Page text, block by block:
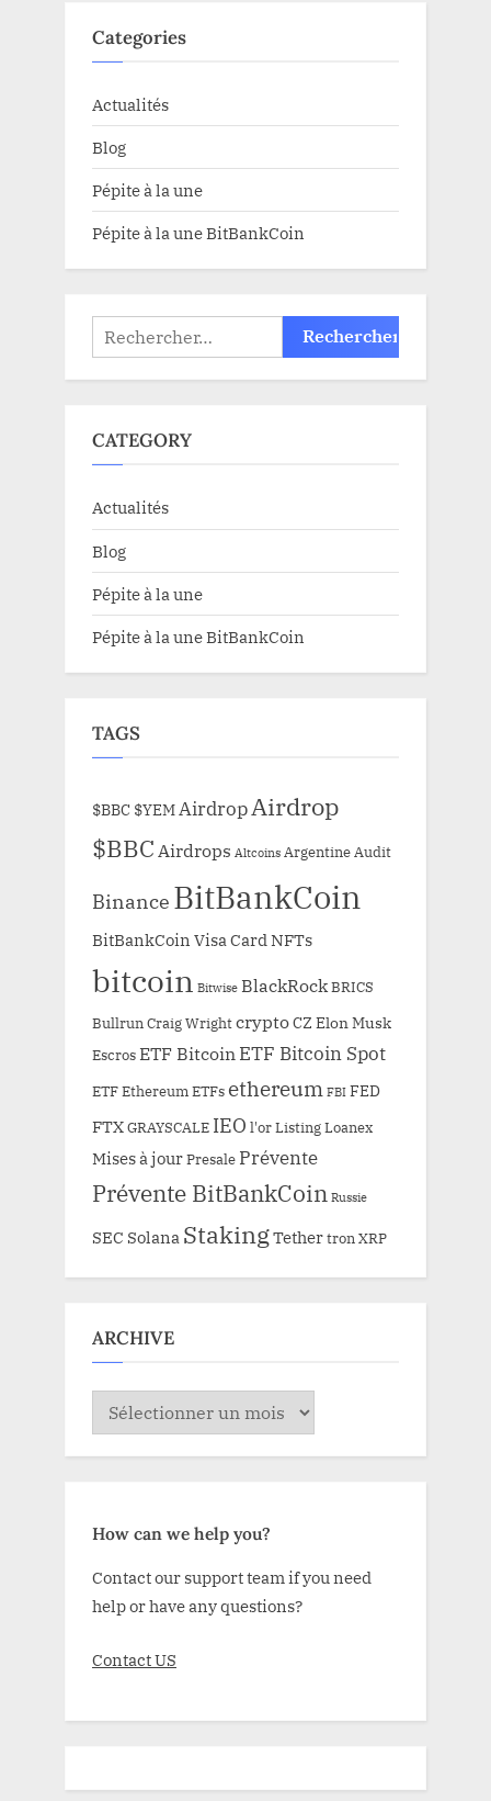
Categories
Actualités
Blog
Pépite à la une
Pépite à la une BitBankCoin
Rechercher :
CATEGORY
Actualités
Blog
Pépite à la une
Pépite à la une BitBankCoin
TAGS
$BBC $YEMAirdropAirdrop
$BBCAirdrops Altcoins Argentine Audit
Binance BitBankCoin
BitBankCoin Visa Card NFTs
bitcoin Bitwise BlackRockBRICS
Bullrun Craig WrightcryptoCZ Elon Musk
EscrosETF Bitcoin ETF Bitcoin Spot
ETF Ethereum ETFs ethereum FBI FED
FTXGRAYSCALE IEO l'orListingLoanex
Mises à jourPresale Prévente
Prévente BitBankCoin Russie
SEC Solana StakingTethertron XRP
ARCHIVE
ARCHIVE
How can we help you?
Contact our support team if you need
help or have any questions?
Contact US